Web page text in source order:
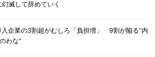
幻滅して辞めていく
入企業の3割超がむしろ「負担増」 9割が陥る“内
わな”